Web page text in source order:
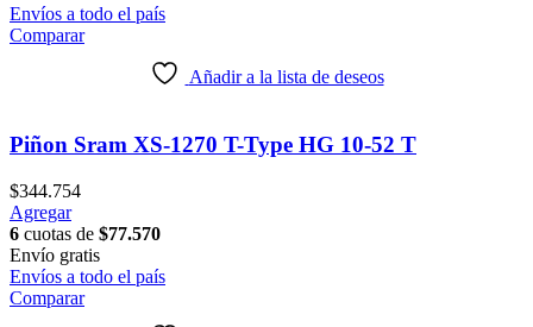
Envíos a todo el país
Comparar
Añadir a la lista de deseos
Piñon Sram XS-1270 T-Type HG 10-52 T
$344.754
Agregar
6 cuotas de $77.570
Envío gratis
Envíos a todo el país
Comparar